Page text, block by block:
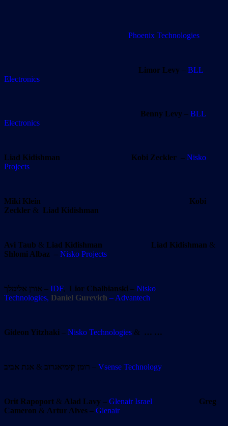
Phoenix Technologies
Limor Levy – BLL
Electronics
Benny Levy – BLL
Electronics
Liad Kidishman Kobi Zeckler – Nisko
Projects
Miki Klein Kobi
Zeckler & Liad Kidishman
Avi Taub & Liad Kidishman Liad Kidishman &
Shlomi Albaz – Nisko Projects
אורן אלימלך – IDF, Lior Chalbianski – Nisko
Technologies, Daniel Gurevich – Advantech
Gideon Yitzhaki – Nisko Technologies & … …
רומן קימיאגרוב & אנת אביב – Vsense Technology
Orit Rapoport & Alad Lavy – Glenair Israel
Greg
Cameron & Artur Alves – Glenair